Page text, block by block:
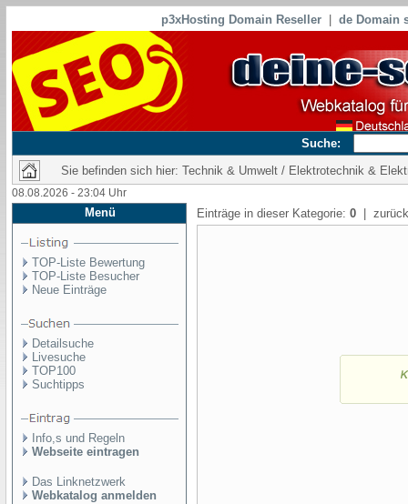
p3xHosting Domain Reseller de Domain
Suche:
Sie befinden sich hier: Technik & Umwelt / Elektrotechnik &
08.08.2026 - 23:04 Uhr
Menü
TOP-Liste Bewertung
TOP-Liste Besucher
Neue Einträge
Detailsuche
Livesuche
TOP100
Suchtipps
Info,s und Regeln
Webseite eintragen
Das Linknetzwerk
Webkatalog anmelden
Einträge in dieser Kategorie: 0 |